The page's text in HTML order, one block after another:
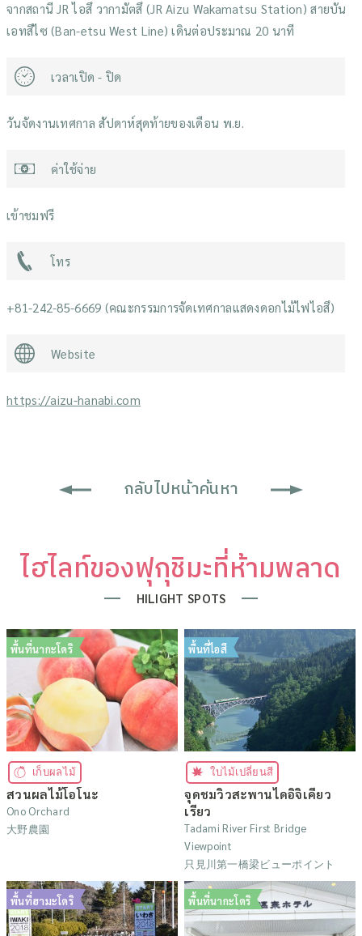
จากสถานี JR ไอสึ วากามัตสึ (JR Aizu Wakamatsu Station) สายบัน
เอทสึไซ (Ban-etsu West Line) เดินต่อประมาณ 20 นาที
เวลาเปิด - ปิด
วันจัดงานเทศกาล สัปดาห์สุดท้ายของเดือน พ.ย.
ค่าใช้จ่าย
เข้าชมฟรี
โทร
+81-242-85-6669 (คณะกรรมการจัดเทศกาลแสดงดอกไม้ไฟไอสึ)
Website
https://aizu-hanabi.com
กลับไปหน้าค้นหา
ไฮไลท์ของฟุกุชิมะที่ห้ามพลาด
HILIGHT SPOTS
พื้นที่นากะโดริ
เก็บผลไม้
สวนผลไม้โอโนะ
Ono Orchard
大野農園
พื้นที่ไอสึ
ใบไม้เปลี่ยนสี
จุดชมวิวสะพานไดอิจิเคียว
เรียว
Tadami River First Bridge
Viewpoint
只見川第一橋梁ビューポイント
พื้นที่ฮามะโดริ พื้นที่นากะโดริ